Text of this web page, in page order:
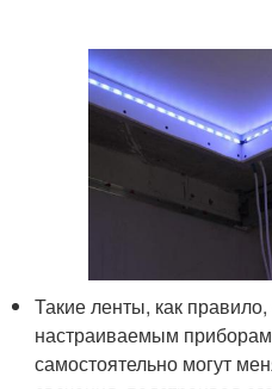
Такие ленты, как правило,
настраиваемым
самостоятельно могут